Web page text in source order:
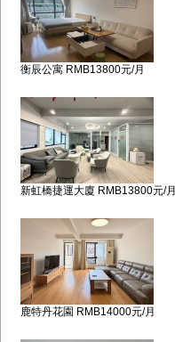
衡辰公寓 RMB13800元/月
新虹橋捷運大廈 RMB13800元/月
鹿特丹花園 RMB14000元/月